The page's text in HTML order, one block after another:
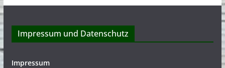
Impressum und Datenschutz
Impressum